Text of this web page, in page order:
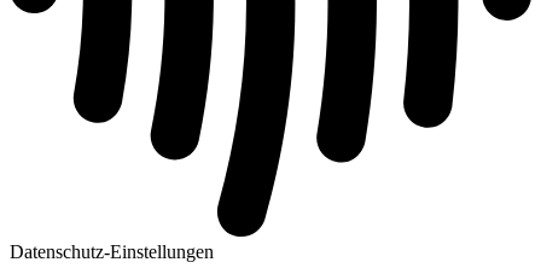
Datenschutz-Einstellungen